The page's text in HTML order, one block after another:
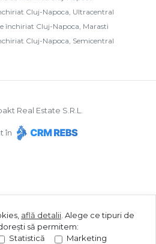
Cluj-Napoca, Ultracentral
închiriat Cluj-Napoca, Marasti
Cluj-Napoca, Semicentral
Real Estate S.R.L.
în
află detalii Alege ce tipuri de
să permitem:
Statistică Marketing